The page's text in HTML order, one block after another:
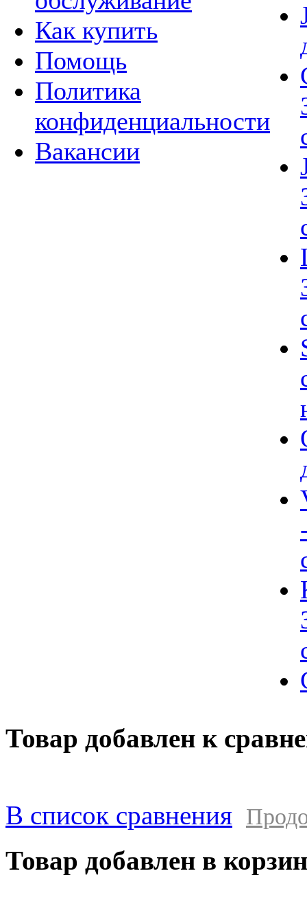
Как купить
Помощь
Политика
конфиденциальности
Вакансии
Товар добавлен к
В список сравнения
Товар добавлен в